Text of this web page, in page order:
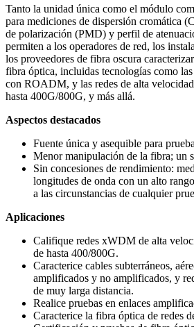
Tanto la unidad única como el módulo
para mediciones de dispersión cromática
de polarización (PMD) y perfil de
permiten a los operadores de red, los
los proveedores de fibra oscura
fibra óptica, incluidas tecnologías como
con ROADM, y las redes de alta
hasta 400G/800G, y más allá.
Aspectos destacados
Fuente única y asequible para
Menor manipulación de la fibra; un
Sin concesiones de rendimiento:
longitudes de onda con un alto
a las circunstancias de cualquier
Aplicaciones
Califique redes xWDM de alta
de hasta 400/800G.
Caracterice cables subterráneos,
amplificados y no amplificados, y
de muy larga distancia.
Realice pruebas en enlaces
Caracterice la fibra óptica de redes